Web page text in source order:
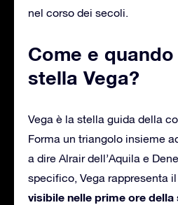
nel corso dei secoli.
Come e
stella Vega?
Vega è la stella guida della
Forma un triangolo insieme
a dire Alrair dell’Aquila e
specifico, Vega rappresenta
visibile nelle prime ore della